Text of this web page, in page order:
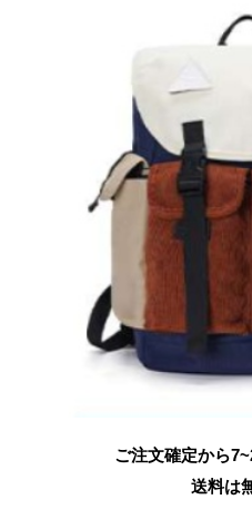
ご注文確定から
送料は